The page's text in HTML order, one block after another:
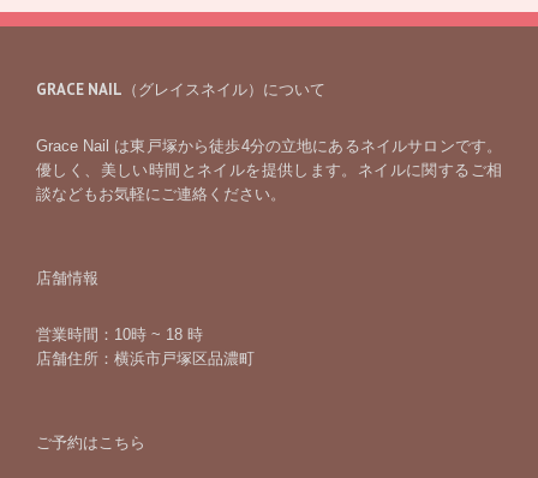
GRACE NAIL（グレイスネイル）について
Grace Nail は東戸塚から徒歩4分の立地にあるネイルサロンです。
優しく、美しい時間とネイルを提供します。ネイルに関するご相
談などもお気軽にご連絡ください。
店舗情報
営業時間：10時 ~ 18 時
店舗住所：横浜市戸塚区品濃町
ご予約はこちら